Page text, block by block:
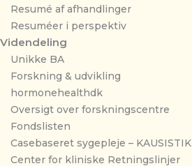
Resumé af afhandlinger
Resuméer i perspektiv
Videndeling
Unikke BA
Forskning & udvikling
hormonehealthdk
Oversigt over forskningscentre
Fondslisten
Casebaseret sygepleje – KAUSISTIK
Center for kliniske Retningslinjer